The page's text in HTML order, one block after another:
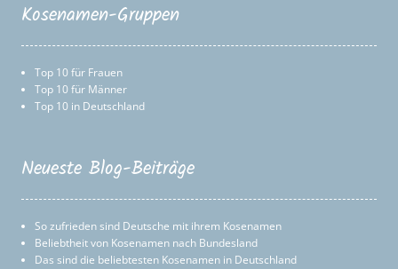
Kosenamen-Gruppen
Top 10 für Frauen
Top 10 für Männer
Top 10 in Deutschland
Neueste Blog-Beiträge
So zufrieden sind Deutsche mit ihrem Kosenamen
Beliebtheit von Kosenamen nach Bundesland
Das sind die beliebtesten Kosenamen in Deutschland